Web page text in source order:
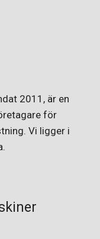
2011, är en
för
Vi ligger i